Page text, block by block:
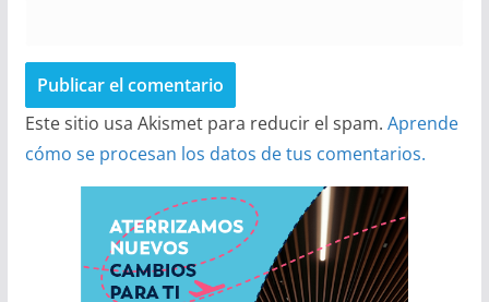
Este sitio usa Akismet para reducir el spam. Aprende
cómo se procesan los datos de tus comentarios.